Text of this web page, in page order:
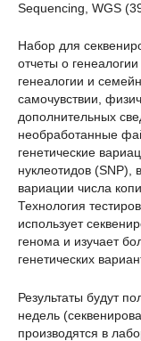
Sequencing, WGS
Набор для
отчеты о
генеалогии и
самочувствии,
дополнительных
необработанные
генетические
нуклеотидов (SNP),
вариации числа
Технология
использует
генома и изучает
генетических
Результаты будут
недель
производятся в